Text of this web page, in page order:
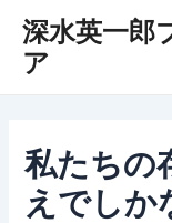
content
深水英一郎
ア
私たちの
えでしか